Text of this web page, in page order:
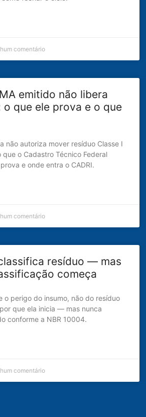
comentário
emitido não libera
o que ele prova e o que
não autoriza mover resíduo Classe I
que o Cadastro Técnico Federal
e onde entra o CADRI.
comentário
resíduo — mas
começa
o perigo do insumo, não do resíduo
que ela inicia — mas nunca
conforme a NBR 10004.
comentário